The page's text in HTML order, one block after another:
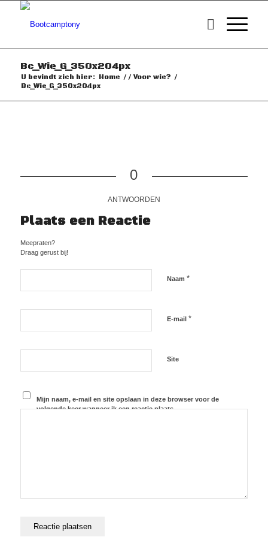
Bc_Wie_G_350x204px
U bevindt zich hier: Home / / Voor wie? /
Bc_Wie_G_350x204px
0
ANTWOORDEN
Plaats een Reactie
Meepraten?
Draag gerust bij!
Naam *
E-mail *
Site
Mijn naam, e-mail en site opslaan in deze browser voor de
volgende keer wanneer ik een reactie plaats.